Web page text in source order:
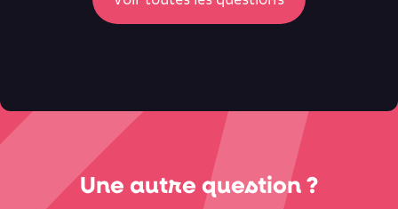
Une autre question ?